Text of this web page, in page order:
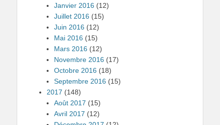
Janvier 2016 (12)
Juillet 2016 (15)
Juin 2016 (12)
Mai 2016 (15)
Mars 2016 (12)
Novembre 2016 (17)
Octobre 2016 (18)
Septembre 2016 (15)
2017 (148)
Août 2017 (15)
Avril 2017 (12)